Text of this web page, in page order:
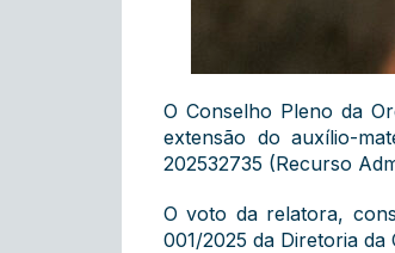
O Conselho Pleno da
extensão do auxílio-
202532735 (Recurso
O voto da relatora,
001/2025 da Diretoria da